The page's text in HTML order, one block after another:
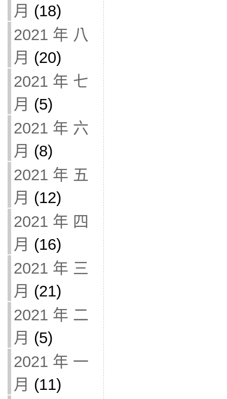
月 (18)
2021 年 八
月 (20)
2021 年 七
月 (5)
2021 年 六
月 (8)
2021 年 五
月 (12)
2021 年 四
月 (16)
2021 年 三
月 (21)
2021 年 二
月 (5)
2021 年 一
月 (11)